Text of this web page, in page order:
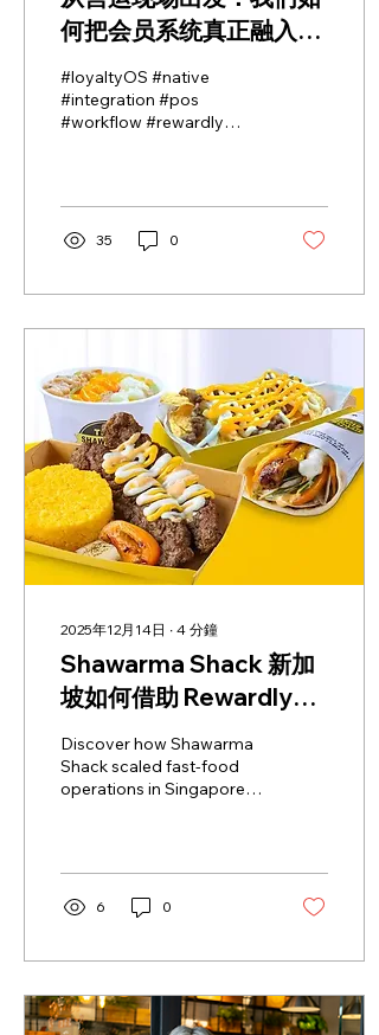
何把会员系统真正融入
POS
#loyaltyOS #native
#integration #pos
#workflow #rewardly
LoyaltyOS？ 什么是第三方
整合式会员系统？ 为什么我
们把会员系统视为「基础
合：稳定性与成本的现实考
量 交易「进行中」的互动价
多点拼接 时间与机会成本，
往往被低估 我们如何看待这
两种选择 在与餐饮业、零售
业以及美容美发行业的商户
交流过程中，我经常被问到
一个问题： 「内建会员系统
的 POS，和通过第三方整
合会员系统的 POS，真正
的差别在哪里？」 在
Rewardly ，这个问题正是
择了一条不同的路径—— 不
把会员系统当作外接功能，
而是将它设计为 POS 工作
流程的一部分 。 这篇文
发，分享我们为什么这样设
计、这种架构能为商户带来
什么价值，以及它与**第三
35 0
2025年12月14日 ∙ 4 分鐘
Shawarma Shack 新加
坡如何借助 Rewardly
CommerceOS 实现快
餐运营规模化升级
Discover how Shawarma
Shack scaled fast-food
operations in Singapore
achieved efficient growth.
6 0